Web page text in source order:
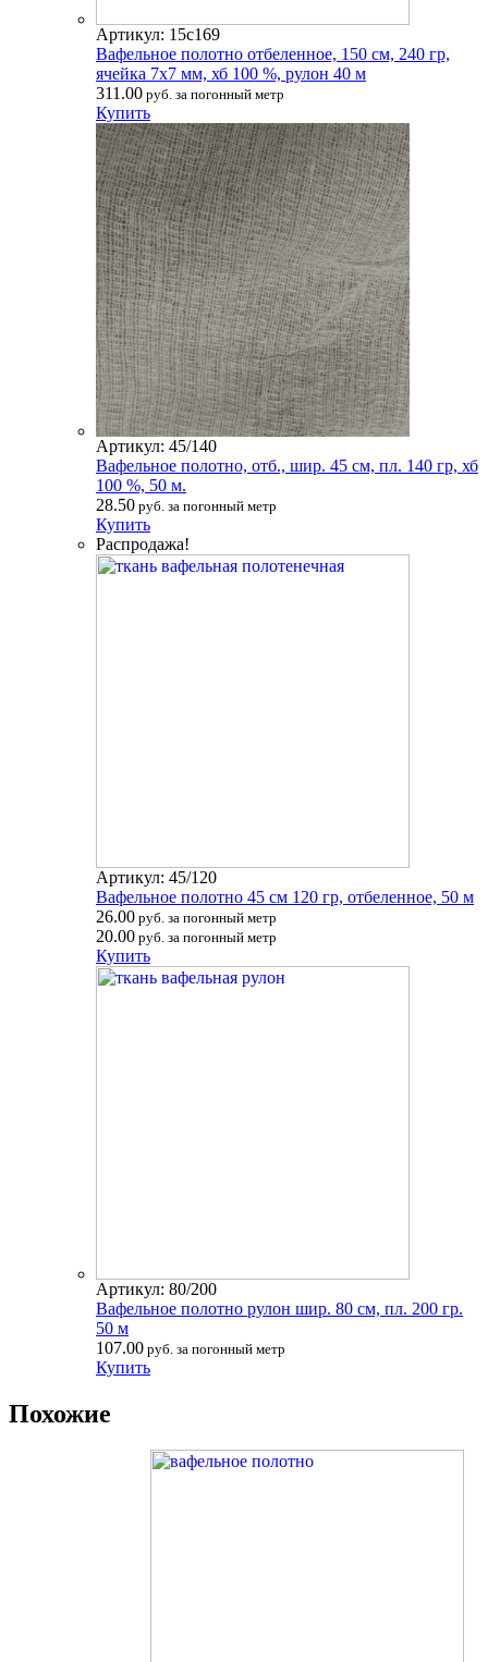
Артикул: 15с169
Вафельное полотно отбеленное, 150 см, 240 гр,
ячейка 7х7 мм, хб 100 %, рулон 40 м
311.00 руб. за погонный метр
Купить
Артикул: 45/140
Вафельное полотно, отб., шир. 45 см, пл. 140 гр, хб
100 %, 50 м.
28.50 руб. за погонный метр
Купить
Распродажа!
Артикул: 45/120
Вафельное полотно 45 см 120 гр, отбеленное, 50 м
26.00 руб. за погонный метр
20.00 руб. за погонный метр
Купить
Артикул: 80/200
Вафельное полотно рулон шир. 80 см, пл. 200 гр.
50 м
107.00 руб. за погонный метр
Купить
Похожие